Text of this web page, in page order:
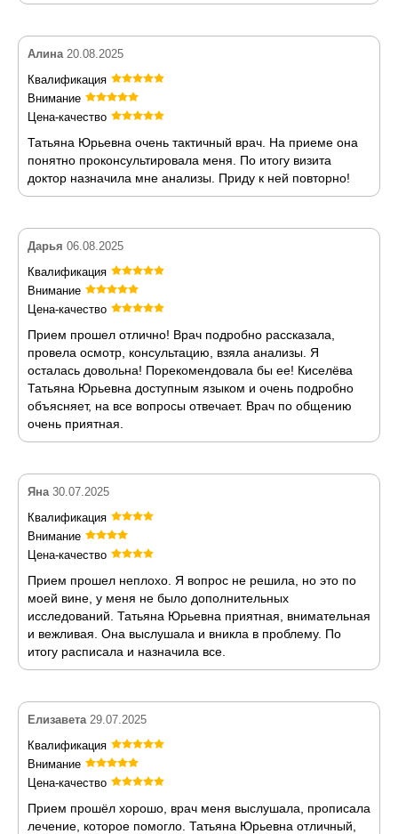
Алина 20.08.2025
Квалификация
Внимание
Цена-качество
Татьяна Юрьевна очень тактичный врач. На приеме она
понятно проконсультировала меня. По итогу визита
доктор назначила мне анализы. Приду к ней повторно!
Дарья 06.08.2025
Квалификация
Внимание
Цена-качество
Прием прошел отлично! Врач подробно рассказала,
провела осмотр, консультацию, взяла анализы. Я
осталась довольна! Порекомендовала бы ее! Киселёва
Татьяна Юрьевна доступным языком и очень подробно
объясняет, на все вопросы отвечает. Врач по общению
очень приятная.
Яна 30.07.2025
Квалификация
Внимание
Цена-качество
Прием прошел неплохо. Я вопрос не решила, но это по
моей вине, у меня не было дополнительных
исследований. Татьяна Юрьевна приятная, внимательная
и вежливая. Она выслушала и вникла в проблему. По
итогу расписала и назначила все.
Елизавета 29.07.2025
Квалификация
Внимание
Цена-качество
Прием прошёл хорошо, врач меня выслушала, прописала
лечение, которое помогло. Татьяна Юрьевна отличный,